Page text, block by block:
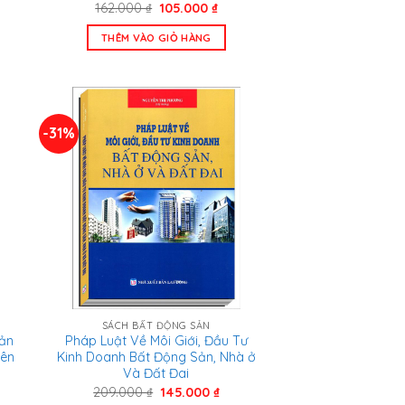
162.000₫ Giá
là:
162.000 ₫.
105.000 ₫Giá
THÊM VÀO GIỎ HÀNG
-31%
SÁCH BẤT ĐỘNG SẢN
Pháp Luật Về Môi Giới, Đầu Tư
Kinh Doanh Bất Động Sản, Nhà ở
Và Đất Đai
209.000₫ Giá
145.000 ₫Giá